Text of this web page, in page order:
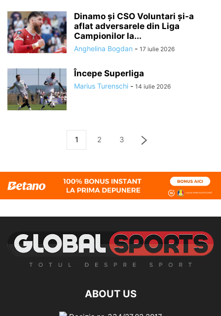
Dinamo și CSO Voluntari și-a
aflat adversarele din Liga
Campionilor la...
Anghelina Bogdan - 17 iulie 2026
Începe Superliga
Marius Turenschi - 14 iulie 2026
1 2 3
ABOUT US